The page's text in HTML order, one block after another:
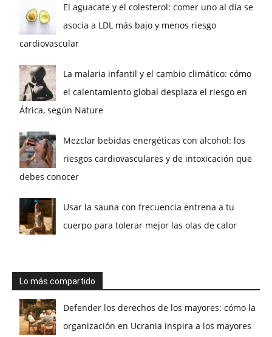
El aguacate y el colesterol: comer uno al día se
asocia a LDL más bajo y menos riesgo
cardiovascular
La malaria infantil y el cambio climático: cómo
el calentamiento global desplaza el riesgo en
África, según Nature
Mezclar bebidas energéticas con alcohol: los
riesgos cardiovasculares y de intoxicación que
debes conocer
Usar la sauna con frecuencia entrena a tu
cuerpo para tolerar mejor las olas de calor
Lo más compartido
Defender los derechos de los mayores: cómo la
organización en Ucrania inspira a los mayores